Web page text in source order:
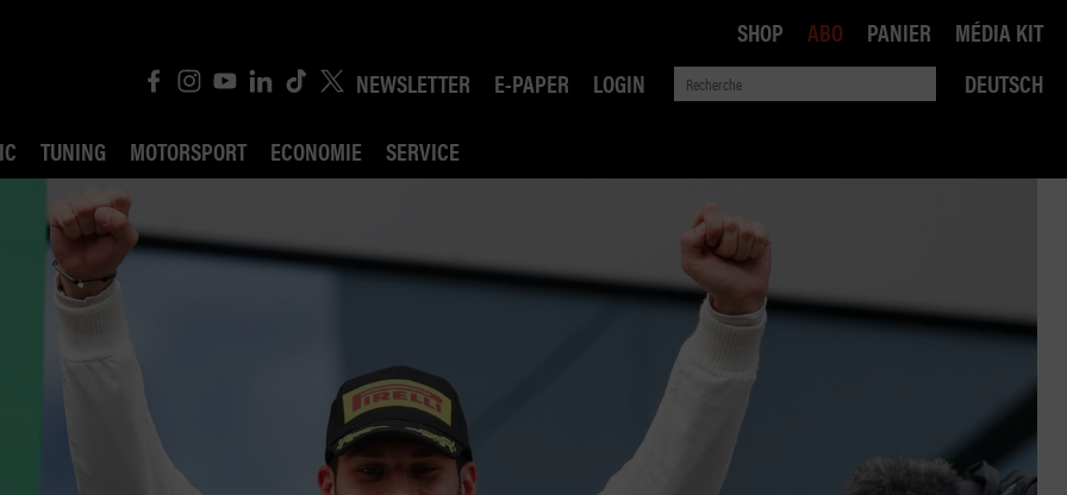
NEWSLETTER E-PAPER LOGIN
DEUTSCH
TUNING MOTORSPORT ECONOMIE SERVICE
AI CONSEIL JURIDIQUE
POLITIQUE DES TRANSPORTS
SHOP ABO PANIER MÉDIA KIT